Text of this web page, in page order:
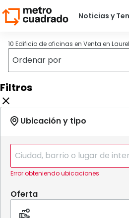
10 Edificio de oficinas en Venta en
Filtros
Error obteniendo ubicaciones
Oferta